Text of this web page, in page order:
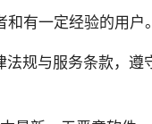
有一定经验的用户。
规与服务条款，遵